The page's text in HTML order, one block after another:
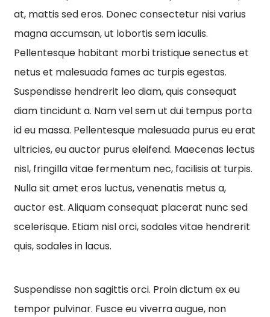
at, mattis sed eros. Donec consectetur nisi varius
magna accumsan, ut lobortis sem iaculis.
Pellentesque habitant morbi tristique senectus et
netus et malesuada fames ac turpis egestas.
Suspendisse hendrerit leo diam, quis consequat
diam tincidunt a. Nam vel sem ut dui tempus porta
id eu massa. Pellentesque malesuada purus eu erat
ultricies, eu auctor purus eleifend. Maecenas lectus
nisl, fringilla vitae fermentum nec, facilisis at turpis.
Nulla sit amet eros luctus, venenatis metus a,
auctor est. Aliquam consequat placerat nunc sed
scelerisque. Etiam nisl orci, sodales vitae hendrerit
quis, sodales in lacus.
Suspendisse non sagittis orci. Proin dictum ex eu
tempor pulvinar. Fusce eu viverra augue, non